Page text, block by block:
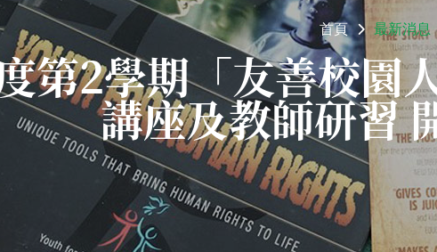
首頁 最新消息
第2學期「友善校園
講座及教師研習